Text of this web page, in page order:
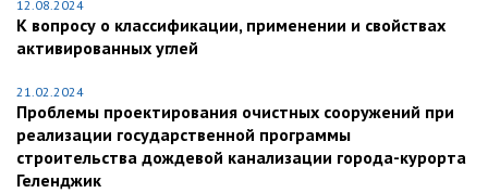
12.08.2024
К вопросу о классификации, применении и свойствах
активированных углей
21.02.2024
Проблемы проектирования очистных сооружений при
реализации государственной программы
строительства дождевой канализации города-курорта
Геленджик